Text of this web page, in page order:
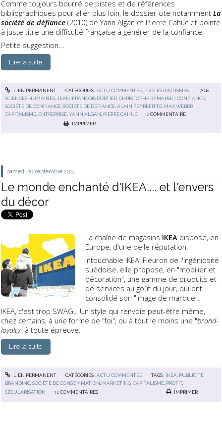
Comme toujours bourré de pistes et de références
bibliographiques pour aller plus loin, le dossier cite notamment La
société de défiance (2010) de Yann Algan et Pierre Cahuc et pointe
à juste titre une difficulté française à générer de la confiance.
Petite suggestion....
Lire la suite
LIEN PERMANENT CATÉGORIES :ACTU COMMENTÉE, PROTESTANTISMES
TAGS :
SCIENCES HUMAINES,JEAN-FRANÇOIS DORTIER,CHRISTOPHE RYMARSKI,CONFIANCE,
SOCIÉTÉ DE CONFIANCE,SOCIÉTÉ DE DÉFIANCE,ALAIN PEYREFITTE, MAX WEBER,
CAPITALISME, ENTREPRISE,YANN ALGAN, PIERRE CAHUC 0 COMMENTAIRE
IMPRIMER
samedi 20 septembre 2014
Le monde enchanté d'IKEA.... et l'envers
du décor
La chaîne de magasins IKEA dispose, en
Europe, d'une belle réputation.
Intouchable IKEA! Fleuron de l'ingéniosité
suédoise, elle propose, en "mobilier et
décoration", une gamme de produits et
de services au goût du jour, qui ont
consolidé son "image de marque".
IKEA, c'est trop SWAG... Un style qui renvoie peut-être même,
chez certains, à une forme de "foi", ou à tout le moins une "brand-
loyalty" à toute épreuve.
Lire la suite
LIEN PERMANENT CATÉGORIES :ACTU COMMENTÉE TAGS : IKEA PUBLICITÉ
BRANDING ,SOCIÉTÉ DE CONSOMMATION MARKETING ,CAPITALISME PROFIT,
SÉCULARISATION
12 COMMENTAIRES IMPRIMER